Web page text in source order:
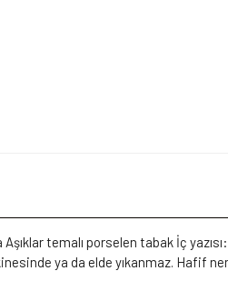
Aşıklar temalı porselen tabak İç
ya da elde yıkanmaz. Hafif